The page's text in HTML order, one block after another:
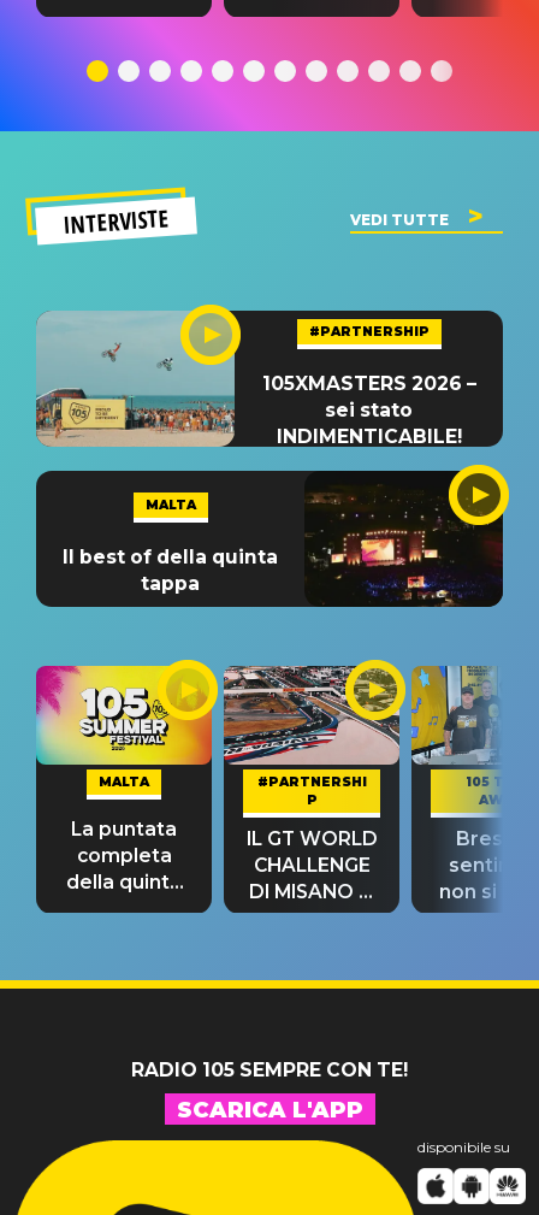
testo,
significato
traduzione e
del singolo
testo,
INTERVISTE VEDI TUTTE
#PARTNERSHIP
105XMASTERS 2026 –
sei stato
INDIMENTICABILE!
MALTA
Il best of della quinta
tappa
MALTA
La puntata
completa
della quinta
tappa
#PARTNERSHI
P
IL GT WORLD
CHALLENGE
DI MISANO si
riconferma
105 TAKE
AWAY
Bresh:
non si
fino alla
RADIO 105 SEMPRE CON TE!
SCARICA L'APP
disponibile su